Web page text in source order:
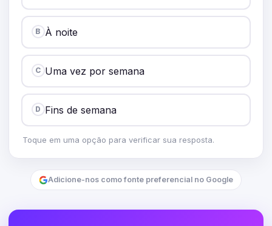
B À noite
C Uma vez por semana
D Fins de semana
Toque em uma opção para verificar sua resposta.
Adicione-nos como fonte preferencial no Google